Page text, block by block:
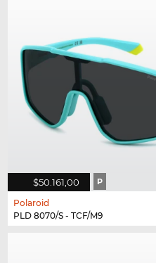
$50.161,00 P
Polaroid
PLD 8070/S - TCF/M9